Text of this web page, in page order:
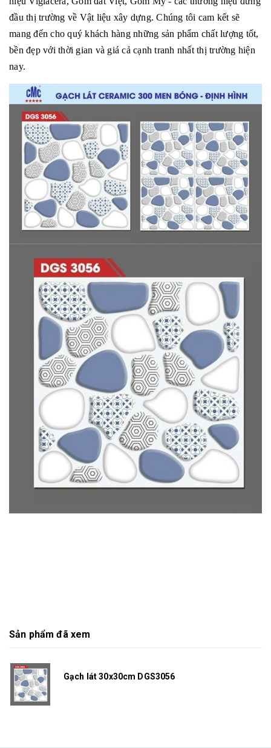
đầu thị trường về Vật liệu xây dựng. Chúng tôi cam kết sẽ
mang đến cho quý khách hàng những sản phẩm chất lượng tốt,
bền đẹp với thời gian và giá cả cạnh tranh nhất thị trường hiện
nay.
Sản phẩm đã xem
Gạch lát 30x30cm DGS3056